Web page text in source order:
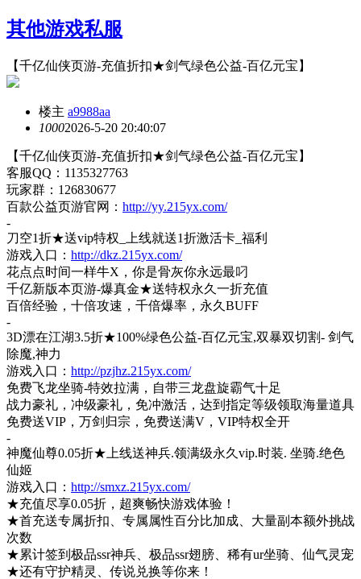
其他游戏私服
【千亿仙侠页游-充值折扣★剑气绿色公益-百亿元宝】
楼主 a9988aa
10002026-5-20 20:40:07
【千亿仙侠页游-充值折扣★剑气绿色公益-百亿元宝】
客服QQ：1135327763
玩家群： 126830677
百款公益页游官网： http://yy.215yx.com/
-
刀空1折★送vip特权_上线就送1折激活卡_福利
游戏入口： http://dkz.215yx.com/
花点点时间一样牛X，你是骨灰你永远最叼
千亿新版本页游-爆真金★送特权永久一折充值
百倍经验，十倍攻速，千倍爆率，永久 BUFF
-
3D漂在江湖3.5折★100%绿色公益-百亿元宝,双暴双切割- 剑气
除魔,神力
游戏入口： http://pzjhz.215yx.com/
免费飞龙坐骑-特效拉满，自带三龙盘旋霸气十足
战力豪礼，冲级豪礼，免冲激活，达到指定等级领取海量道具
免费送VIP，万剑归宗，免费送满V，VIP特权全开
-
神魔仙尊0.05折★上线送神兵.领满级永久vip.时装. 坐骑.绝色
仙姬
游戏入口： http://smxz.215yx.com/
★充值尽享0.05折，超爽畅快游戏体验！
★首充送专属折扣、专属属性百分比加成、大量副本额外挑战
次数
★累计签到极品ssr神兵、极品ssr翅膀、稀有ur坐骑、仙气灵宠
★还有守护精灵、传说兑换等你来！